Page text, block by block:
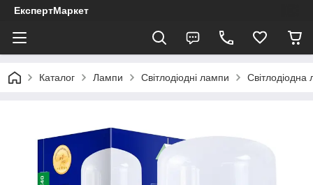
ЕкспертМаркет
Каталог Лампи Світлодіодні лампи